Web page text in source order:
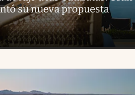
su nueva propuesta